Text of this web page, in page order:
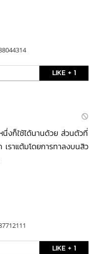
LIKE + 1
นึ่งก็ใช้ได้นานด้วย ส่วนตัวที่
เราแต้มโดยการทาลงบนสิว
LIKE + 1